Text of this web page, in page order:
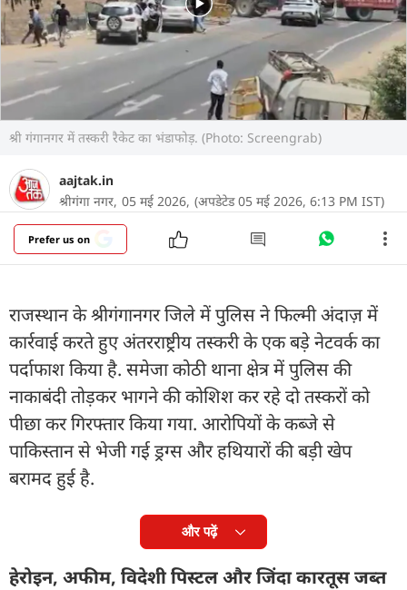
श्री गंगानगर में तस्करी रैकेट का भंडाफोड़. (Photo: Screengrab)
aajtak.in
श्रीगंगा नगर, 05 मई 2026, (अपडेटेड 05 मई 2026, 6:13 PM IST)
Prefer us on
राजस्थान के श्रीगंगानगर जिले में पुलिस ने फिल्मी अंदाज़ में
कार्रवाई करते हुए अंतरराष्ट्रीय तस्करी के एक बड़े नेटवर्क का
पर्दाफाश किया है. समेजा कोठी थाना क्षेत्र में पुलिस की
नाकाबंदी तोड़कर भागने की कोशिश कर रहे दो तस्करों को
पीछा कर गिरफ्तार किया गया. आरोपियों के कब्जे से
पाकिस्तान से भेजी गई ड्रग्स और हथियारों की बड़ी खेप
बरामद हुई है.
और पढ़ें
हेरोइन, अफीम, विदेशी पिस्टल और जिंदा कारतूस जब्त